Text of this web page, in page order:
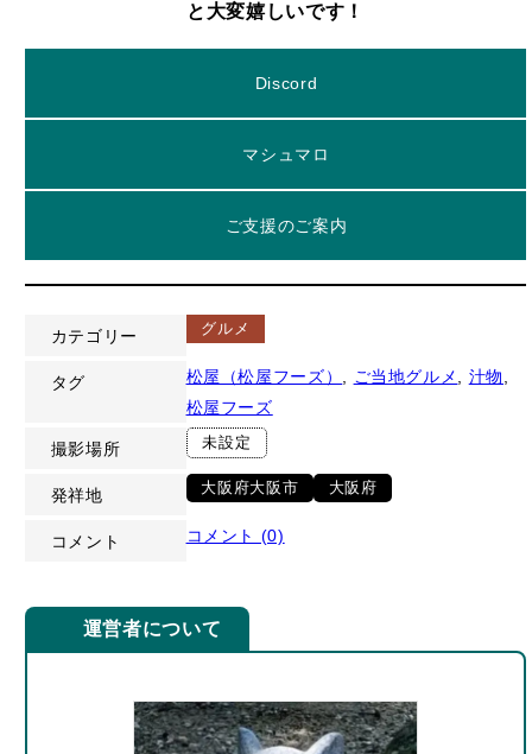
と大変嬉しいです！
Discord
マシュマロ
ご支援のご案内
カテゴリー グルメ
タグ 松屋（松屋フーズ） ご当地グルメ 汁物
松屋フーズ
撮影場所 未設定
発祥地 大阪府大阪市 大阪府
コメント コメント (0)
運営者について